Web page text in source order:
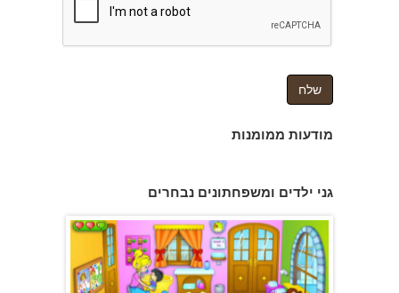
מודעות ממומנות
גני ילדים ומשפחתונים נבחרים
משפחתון ופעוטון ילנה במערב ראשון לציון